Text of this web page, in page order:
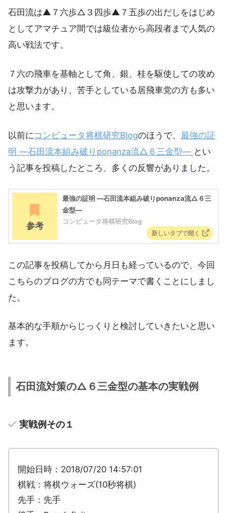
石田流は▲７六歩△３四歩▲７五歩の出だしをはじめ
としてアマチュア間では級位者から高段者まで人気の
高い戦法です。
７六の飛車を基軸として角、銀、桂を駆使しての攻め
は攻撃力があり、苦手としている居飛車党の方も多い
と思います。
以前に コンピュータ将棋研究Blogのほうで、 最強の証
明 ―石田流本組み破りponanza流△６三金型― とい
う記事を投稿したところ、多くの反響がありました。
参考
最強の証明 ―石田流本組み破りponanza流△６三
金型―
コンピュータ将棋研究Blog
この記事を投稿してから月日も経っているので、今回
こちらのブログの方でも同テーマで書くことにしまし
た。
基本的な手順からじっくりと検討していきたいと思い
ます。
石田流対策の△６三金型の基本の実戦例
実戦例その１
開始日時：2018/07/20 14:57:01
棋戦：将棋ウォーズ(10秒将棋)
先手：先手